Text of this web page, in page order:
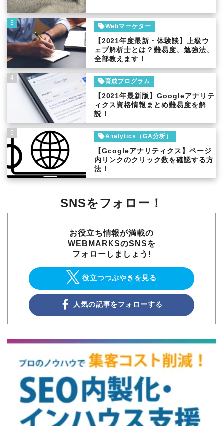
3
Webマーケター
【2021年度最新・体験談】上級ウ
ェブ解析士とは？難易度、勉強法、
全部教えます！
4
育成プログラム
【2021年最新版】Googleアナリテ
ィクス資格情報まとめ難易度を解
説！
5
Analytics（GA分析）
【Googleアナリティクス】ページ
内リンクのクリック数を確認する方
法！
SNSをフォロー！
お役立ち情報が満載の
WEBMARKSのSNSを
フォローしましょう!
役立つつぶやきを見る
人気の記事をフォローする